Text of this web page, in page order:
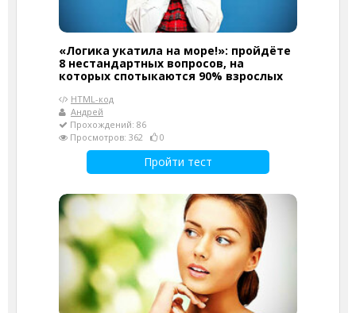
«Логика укатила на море!»: пройдёте
8 нестандартных вопросов, на
которых спотыкаются 90% взрослых
HTML-код
Андрей
Прохождений: 86
Просмотров: 362
0
Пройти тест